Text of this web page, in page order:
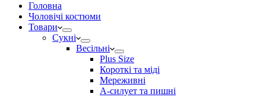
Головна
Чоловічі костюми
Товари
Сукні
Весільні
Plus Size
Короткі та міді
Мереживні
А-силует та пишні